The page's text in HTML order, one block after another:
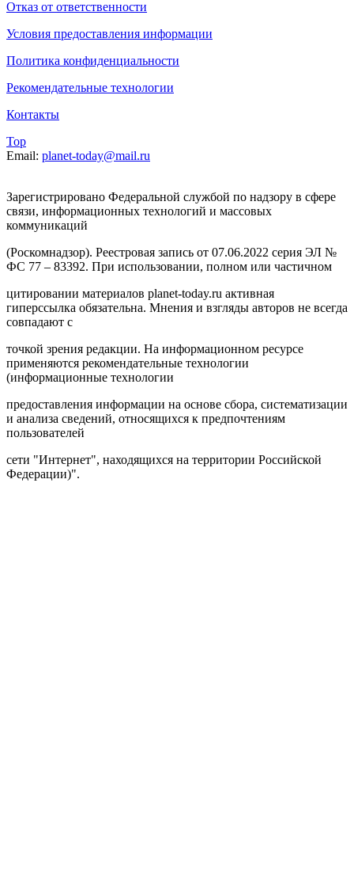
Отказ от ответственности
Условия предоставления информации
Политика конфиденциальности
Рекомендательные технологии
Контакты
Top
Email: planet-today@mail.ru
Зарегистрировано Федеральной службой по надзору в сфере
связи, информационных технологий и массовых
коммуникаций
(Роскомнадзор). Реестровая запись от 07.06.2022 серия ЭЛ №
ФС 77 – 83392. При использовании, полном или частичном
цитировании материалов planet-today.ru активная
гиперссылка обязательна. Мнения и взгляды авторов не всегда
совпадают с
точкой зрения редакции. На информационном ресурсе
применяются рекомендательные технологии
(информационные технологии
предоставления информации на основе сбора, систематизации
и анализа сведений, относящихся к предпочтениям
пользователей
сети "Интернет", находящихся на территории Российской
Федерации)".